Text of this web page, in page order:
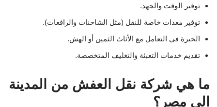
توفير الوقت والجهد.
توفير معدات خاصة للنقل (مثل الشاحنات والرافعات).
الخبرة في التعامل مع الأثاث الثمين أو الهش.
تقديم خدمات التعبئة والتغليف المتخصصة.
ما هي شركة نقل العفش من المدينة
الى مصر؟